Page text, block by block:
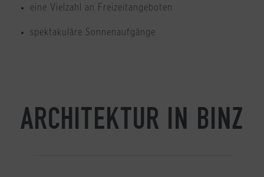
eine Vielzahl an Freizeitangeboten
spektakuläre Sonnenaufgänge
ARCHITEKTUR IN BINZ